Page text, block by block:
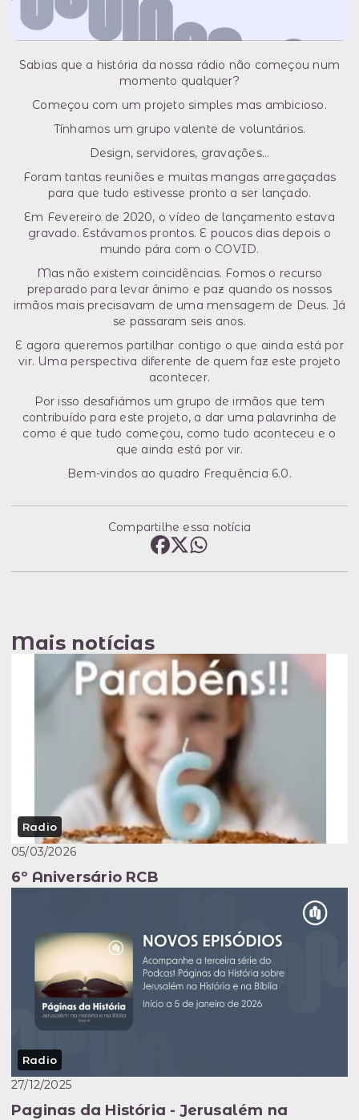
Sabias que a história da nossa rádio não começou num
momento qualquer?
Começou com um projeto simples mas ambicioso.
Tínhamos um grupo valente de voluntários.
Design, servidores, gravações...
Foram tantas reuniões e muitas mangas arregaçadas
para que tudo estivesse pronto a ser lançado.
Em Fevereiro de 2020, o vídeo de lançamento estava
gravado. Estávamos prontos. E poucos dias depois o
mundo pára com o COVID.
Mas não existem coincidências. Fomos o recurso
preparado para levar ânimo e paz quando os nossos
irmãos mais precisavam de uma mensagem de Deus. Já
se passaram seis anos.
E agora queremos partilhar contigo o que ainda está por
vir. Uma perspectiva diferente de quem faz este projeto
acontecer.
Por isso desafiámos um grupo de irmãos que tem
contribuído para este projeto, a dar uma palavrinha de
como é que tudo começou, como tudo aconteceu e o
que ainda está por vir.
Bem-vindos ao quadro Frequência 6.0.
Compartilhe essa notícia
Mais notícias
Radio
05/03/2026
6º Aniversário RCB
Radio
27/12/2025
Paginas da História - Jerusalém na